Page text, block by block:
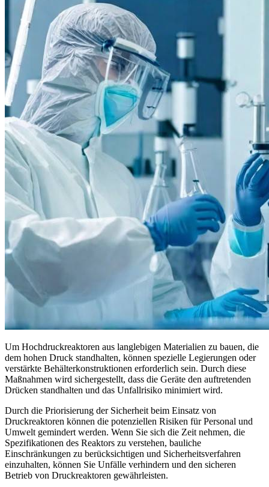
Um Hochdruckreaktoren aus langlebigen Materialien zu bauen, die
dem hohen Druck standhalten, können spezielle Legierungen oder
verstärkte Behälterkonstruktionen erforderlich sein. Durch diese
Maßnahmen wird sichergestellt, dass die Geräte den auftretenden
Drücken standhalten und das Unfallrisiko minimiert wird.
Durch die Priorisierung der Sicherheit beim Einsatz von
Druckreaktoren können die potenziellen Risiken für Personal und
Umwelt gemindert werden. Wenn Sie sich die Zeit nehmen, die
Spezifikationen des Reaktors zu verstehen, bauliche
Einschränkungen zu berücksichtigen und Sicherheitsverfahren
einzuhalten, können Sie Unfälle verhindern und den sicheren
Betrieb von Druckreaktoren gewährleisten.